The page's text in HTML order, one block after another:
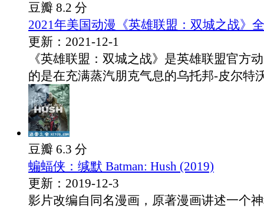
豆瓣 8.2 分
2021年美国动漫《英雄联盟：双城之战》
更新：2021-12-1
《英雄联盟：双城之战》是英雄联盟官方
的是在充满蒸汽朋克气息的乌托邦-皮尔特
豆瓣 6.3 分
蝙蝠侠：缄默 Batman: Hush (2019)
更新：2019-12-3
影片改编自同名漫画，原著漫画讲述一个